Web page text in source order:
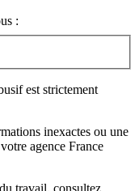
:
est strictement
inexactes ou une
agence France
travail, consultez